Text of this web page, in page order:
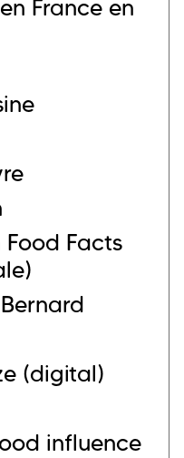
France en
Facts
(digital)
influence